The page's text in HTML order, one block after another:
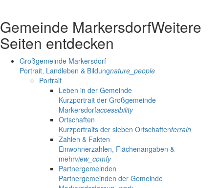
Gemeinde MarkersdorfWeitere
Seiten entdecken
Großgemeinde Markersdorf
Portrait, Landleben & Bildungnature_people
Portrait
Leben in der Gemeinde
Kurzportrait der Großgemeinde
Markersdorfaccessibility
Ortschaften
Kurzportraits der sieben Ortschaftenterrain
Zahlen & Fakten
Einwohnerzahlen, Flächenangaben &
mehrview_comfy
Partnergemeinden
Partnergemeinden der Gemeinde